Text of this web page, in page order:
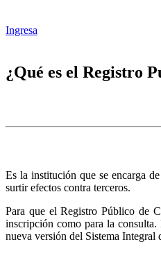
Ingresa
¿Qué es el Registro
Es la institución que se encarga
surtir efectos contra terceros.
Para que el Registro Público de
inscripción como para la
nueva versión del Sistema